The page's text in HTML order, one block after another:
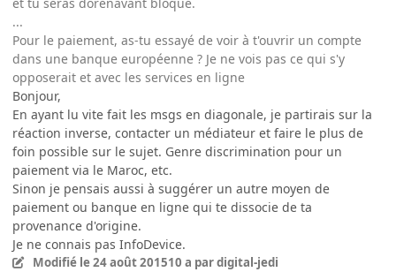
et tu seras dorénavant bloqué.
...
Pour le paiement, as-tu essayé de voir à t'ouvrir un compte
dans une banque européenne ? Je ne vois pas ce qui s'y
opposerait et avec les services en ligne
Bonjour,
En ayant lu vite fait les msgs en diagonale, je partirais sur la
réaction inverse, contacter un médiateur et faire le plus de
foin possible sur le sujet. Genre discrimination pour un
paiement via le Maroc, etc.
Sinon je pensais aussi à suggérer un autre moyen de
paiement ou banque en ligne qui te dissocie de ta
provenance d'origine.
Je ne connais pas InfoDevice.
Modifié le 24 août 201510 a par digital-jedi